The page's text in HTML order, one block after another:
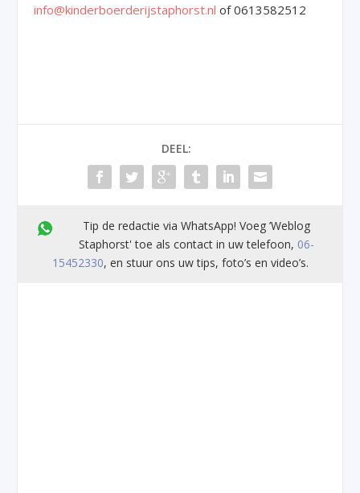
info@kinderboerderijstaphorst.nl of 0613582512
DEEL:
Tip de redactie via WhatsApp! Voeg ’Weblog
Staphorst' toe als contact in uw telefoon, 06-
15452330, en stuur ons uw tips, foto’s en video’s.